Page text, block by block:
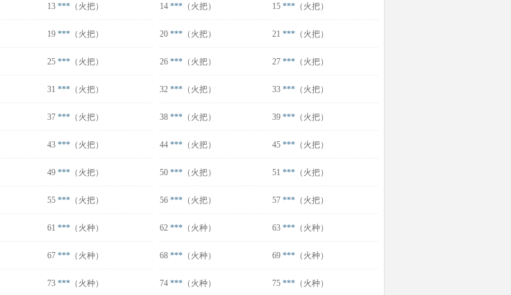
13 *** （火把） 14 *** （火把） 15 *** （火把）
19 *** （火把） 20 *** （火把） 21 *** （火把）
25 *** （火把） 26 *** （火把） 27 *** （火把）
31 *** （火把） 32 *** （火把） 33 *** （火把）
37 *** （火把） 38 *** （火把） 39 *** （火把）
43 *** （火把） 44 *** （火把） 45 *** （火把）
49 *** （火把） 50 *** （火把） 51 *** （火把）
55 *** （火把） 56 *** （火把） 57 *** （火把）
61 *** （火种） 62 *** （火种） 63 *** （火种）
67 *** （火种） 68 *** （火种） 69 *** （火种）
73 *** （火种） 74 *** （火种） 75 *** （火种）